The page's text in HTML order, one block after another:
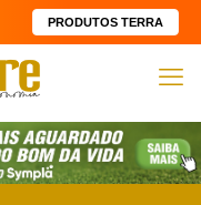
PRODUTOS TERRA